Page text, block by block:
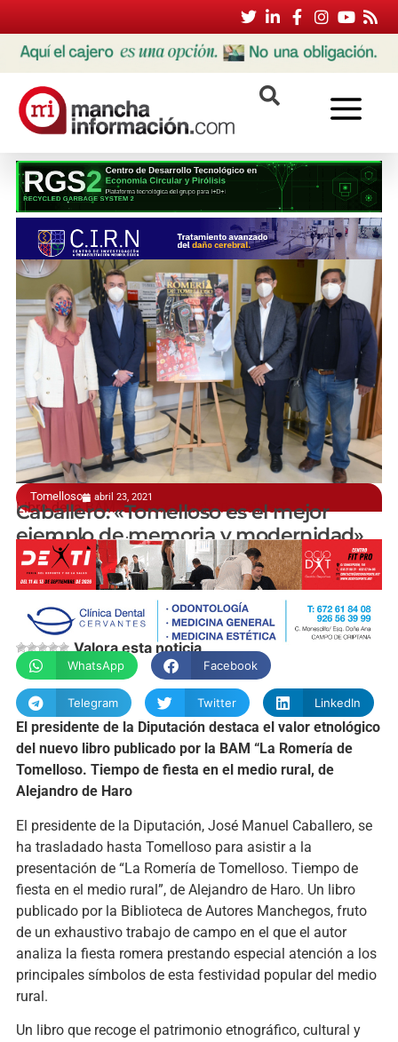
Tomelloso abril 23, 2021
Libro de la BAM "La Romería de Tomelloso"
Caballero: «Tomelloso es el mejor
ejemplo de memoria y modernidad»
manchainformacion.com
Valora esta noticia
WhatsApp Facebook
Telegram Twitter LinkedIn
El presidente de la Diputación destaca el valor etnológico
del nuevo libro publicado por la BAM “La Romería de
Tomelloso. Tiempo de fiesta en el medio rural, de
Alejandro de Haro
El presidente de la Diputación, José Manuel Caballero, se
ha trasladado hasta Tomelloso para asistir a la
presentación de “La Romería de Tomelloso. Tiempo de
fiesta en el medio rural”, de Alejandro de Haro. Un libro
publicado por la Biblioteca de Autores Manchegos, fruto
de un exhaustivo trabajo de campo en el que el autor
analiza la fiesta romera prestando especial atención a los
principales símbolos de esta festividad popular del medio
rural.
Un libro que recoge el patrimonio etnográfico, cultural y